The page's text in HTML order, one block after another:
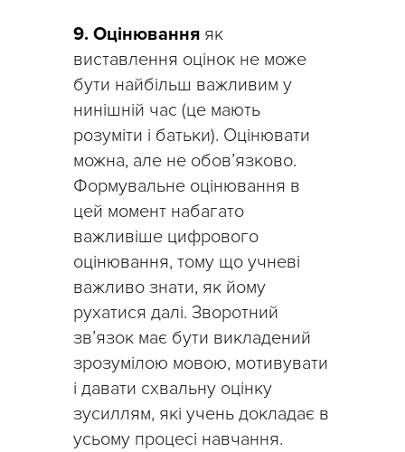
9. Оцінювання як
виставлення оцінок не може
бути найбільш важливим у
нинішній час (це мають
розуміти і батьки). Оцінювати
можна, але не обов’язково.
Формувальне оцінювання в
цей момент набагато
важливіше цифрового
оцінювання, тому що учневі
важливо знати, як йому
рухатися далі. Зворотний
зв’язок має бути викладений
зрозумілою мовою, мотивувати
і давати схвальну оцінку
зусиллям, які учень докладає в
усьому процесі навчання.